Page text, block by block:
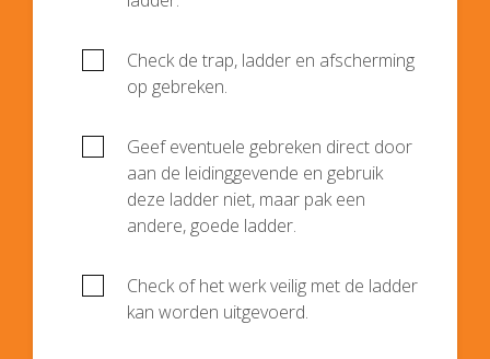
Check de trap, ladder en afscherming
op gebreken.
Geef eventuele gebreken direct door
aan de leidinggevende en gebruik
deze ladder niet, maar pak een
andere, goede ladder.
Check of het werk veilig met de ladder
kan worden uitgevoerd.